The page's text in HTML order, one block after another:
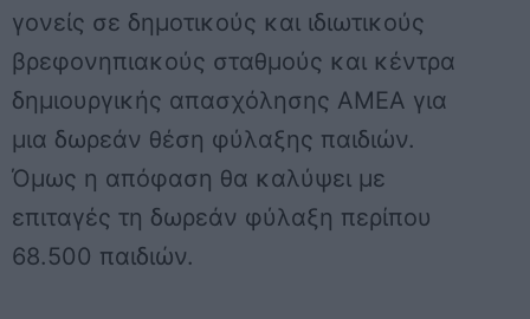
γονείς σε δημοτικούς και ιδιωτικούς
βρεφονηπιακούς σταθμούς και κέντρα
δημιουργικής απασχόλησης ΑΜΕΑ για
μια δωρεάν θέση φύλαξης παιδιών.
Όμως η απόφαση θα καλύψει με
επιταγές τη δωρεάν φύλαξη περίπου
68.500 παιδιών.